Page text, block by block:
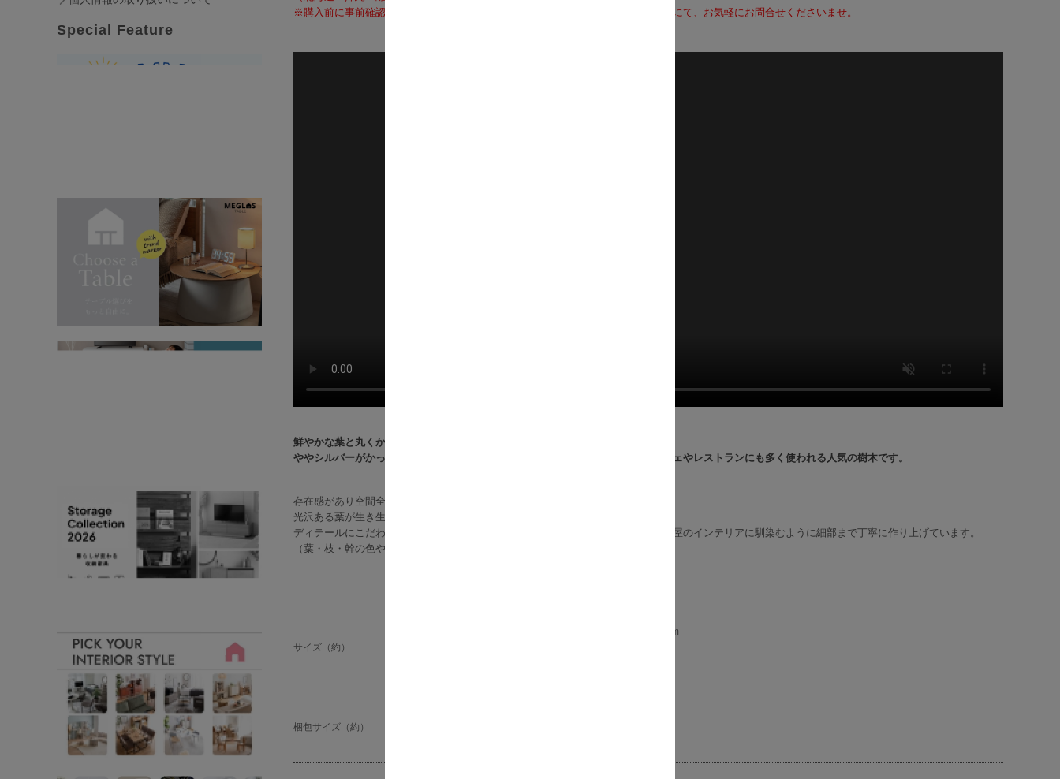
※購入前に事前確認も可能となりますので、お電話（0120-155-339）またはメールにて、お気軽にお問合せくださいませ。
鮮やかな葉と丸くかわいい実が印象的な『オリーブ』
ややシルバーがかった小ぶりな葉と小さな果実が特徴のオリーブ。おしゃれなカフェやレストランにも多く使われる人気の樹木です。
存在感があり空間全体を明るい雰囲気にする『150cm』サイズ。
光沢ある葉が生き生きとした雰囲気を演出できます。
ディテールにこだわり、葉や実の色付きから枝付きまで自然な風合いを再現。お部屋のインテリアに馴染むように細部まで丁寧に作り上げています。
（葉・枝・幹の色や模様、形状には個体差があります。）
Special Feature